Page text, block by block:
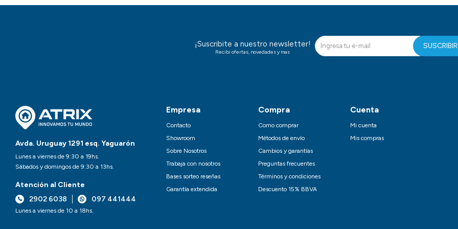
Avda. Uruguay 1291 esq. Yaguarón
Lunes a viernes de 9:30 a 19hs.
Sábados y domingos de 9:30 a 13hs.
Atención al Cliente
2902 6038
097 441444
Lunes a viernes de 10 a 18hs.
Empresa
Contacto
Showroom
Sobre Nosotros
Trabaja con nosotros
Bases sorteo reseñas
Garantía extendida
Compra
Como comprar
Métodos de envío
Cambios y garantías
Preguntas frecuentes
Términos y condiciones
Descuento 15% BBVA
Cuenta
Mi cuenta
Mis compras
¡Suscribite a nuestro newsletter!
Recibi ofertas, novedades y mas